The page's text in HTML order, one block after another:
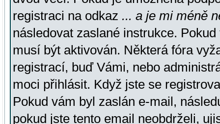
registraci na odkaz ... a je mi méně
následovat zaslané instrukce.
musí být aktivován. Některá fóra
registrací, buď Vámi, nebo
moci přihlásit. Když jste se
Pokud vám byl zaslán e-mail,
pokud jste tento email neobdrželi,